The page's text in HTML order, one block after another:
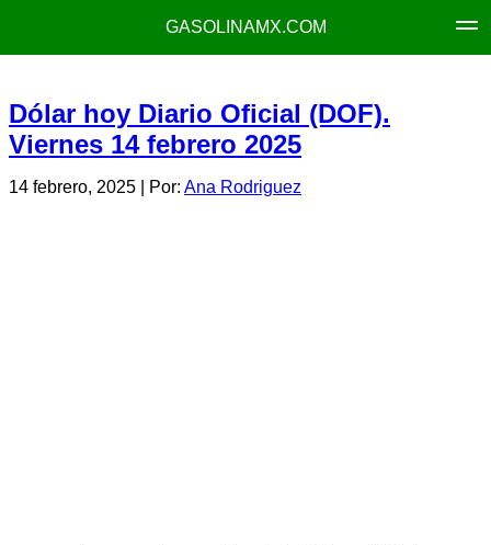
GASOLINAMX.COM
Dólar hoy Diario Oficial (DOF).
Viernes 14 febrero 2025
14 febrero, 2025 | Por: Ana Rodriguez